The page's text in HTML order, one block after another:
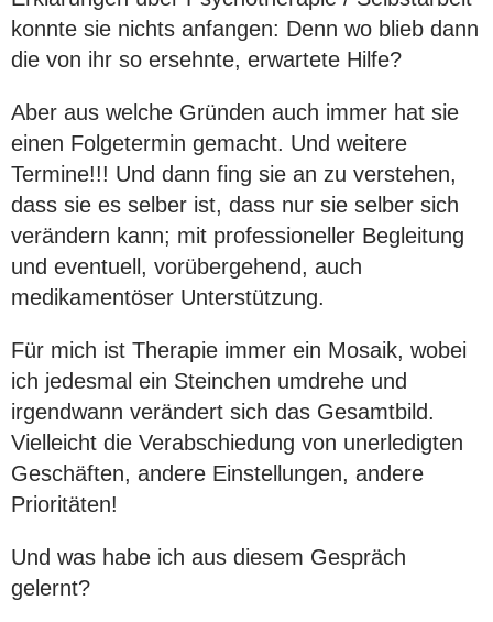
konnte sie nichts anfangen: Denn wo blieb dann
die von ihr so ersehnte, erwartete Hilfe?
Aber aus welche Gründen auch immer hat sie
einen Folgetermin gemacht. Und weitere
Termine!!! Und dann fing sie an zu verstehen,
dass sie es selber ist, dass nur sie selber sich
verändern kann; mit professioneller Begleitung
und eventuell, vorübergehend, auch
medikamentöser Unterstützung.
Für mich ist Therapie immer ein Mosaik, wobei
ich jedesmal ein Steinchen umdrehe und
irgendwann verändert sich das Gesamtbild.
Vielleicht die Verabschiedung von unerledigten
Geschäften, andere Einstellungen, andere
Prioritäten!
Und was habe ich aus diesem Gespräch
gelernt?